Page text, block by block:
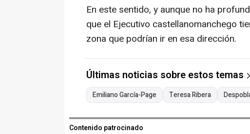
En este sentido, y aunque no ha
que el Ejecutivo castellanomanchego
zona que podrían ir en esa dirección.
Últimas noticias sobre estos temas
Emiliano García-Page Teresa Ribera
Contenido patrocinado